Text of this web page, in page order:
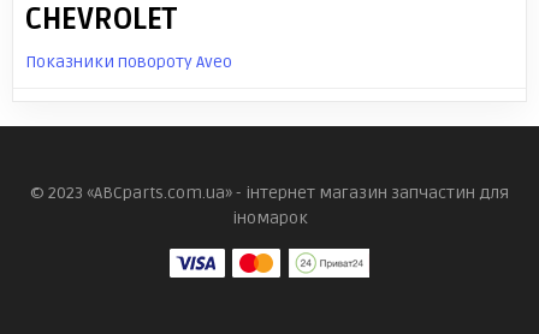
CHEVROLET
Показники повороту Aveo
© 2023 «ABCparts.com.ua» - інтернет магазин запчастин для
іномарок